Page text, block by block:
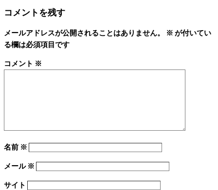
コメントを残す
メールアドレスが公開されることはありません。 ※ が付いてい
る欄は必須項目です
コメント ※
名前 ※
メール ※
サイト